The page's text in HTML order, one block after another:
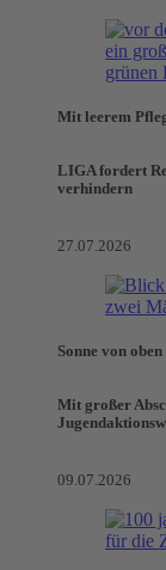
Mit leerem
LIGA fordert
verhindern
27.07.2026
Sonne von
Mit großer
09.07.2026